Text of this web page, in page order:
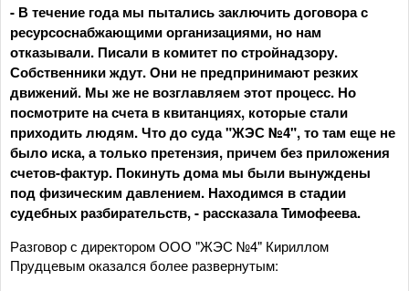
- В течение года мы пытались заключить договора с
ресурсоснабжающими организациями, но нам
отказывали. Писали в комитет по стройнадзору.
Собственники ждут. Они не предпринимают резких
движений. Мы же не возглавляем этот процесс. Но
посмотрите на счета в квитанциях, которые стали
приходить людям. Что до суда "ЖЭС №4", то там еще не
было иска, а только претензия, причем без приложения
счетов-фактур. Покинуть дома мы были вынуждены
под физическим давлением. Находимся в стадии
судебных разбирательств, - рассказала Тимофеева.
Разговор с директором ООО "ЖЭС №4" Кириллом
Прудцевым оказался более развернутым: